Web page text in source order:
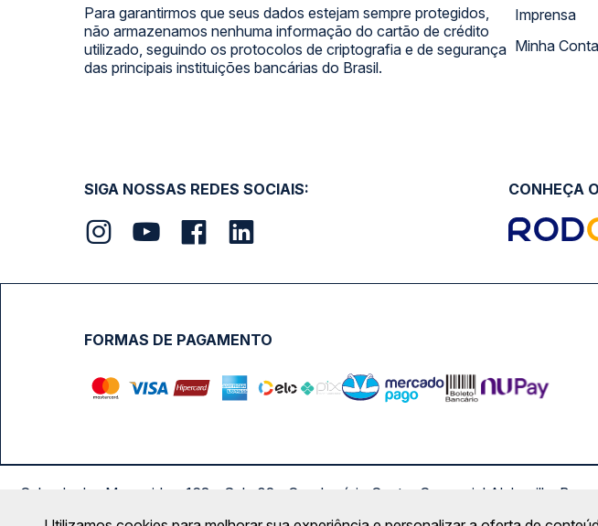
Para garantirmos que seus dados estejam sempre protegidos,
não armazenamos nenhuma informação do cartão de crédito
utilizado, seguindo os protocolos de criptografia e de segurança
das principais instituições bancárias do Brasil.
Imprensa
Minha Conta
SIGA NOSSAS REDES SOCIAIS: CONHEÇA
FORMAS DE PAGAMENTO
Calçada das Margaridas, 163 - Sala 02 - Condomínio Centro Comercial Alphaville,
Copyright 2026 ©